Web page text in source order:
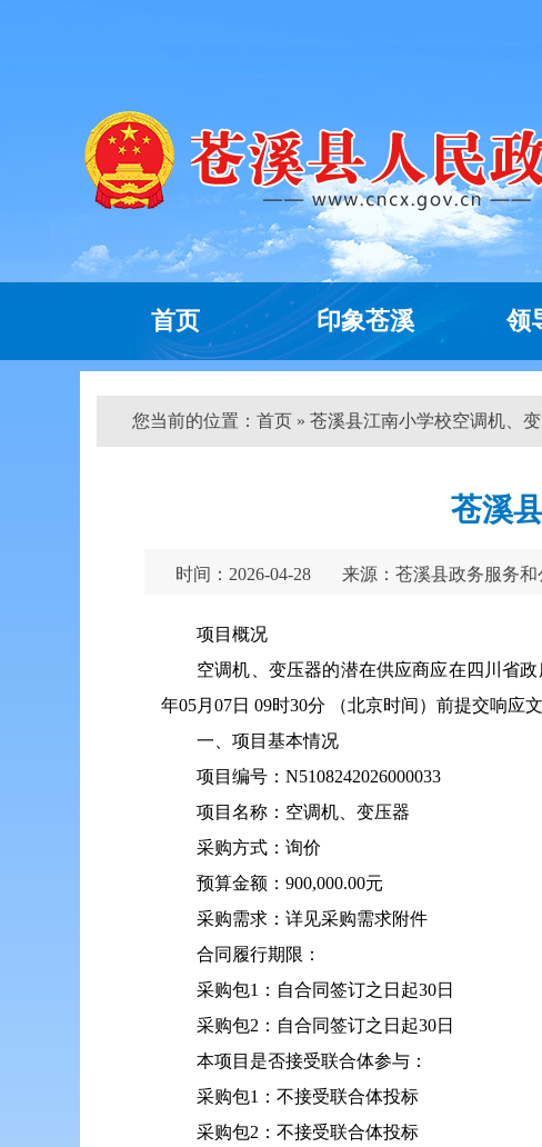
首页 印象苍溪 领
您当前的位置： 首页 » 苍溪县江南小学校空调机、
苍溪
时间：2026-04-28 来源：苍溪县政务服务
项目概况
空调机、变压器的潜在供应商应在四川省
年05月07日 09时30分 （北京时间）前提交响应
一、项目基本情况
项目编号：N5108242026000033
项目名称：空调机、变压器
采购方式：询价
预算金额：900,000.00元
采购需求：详见采购需求附件
合同履行期限：
采购包1：自合同签订之日起30日
采购包2：自合同签订之日起30日
本项目是否接受联合体参与：
采购包1：不接受联合体投标
采购包2：不接受联合体投标